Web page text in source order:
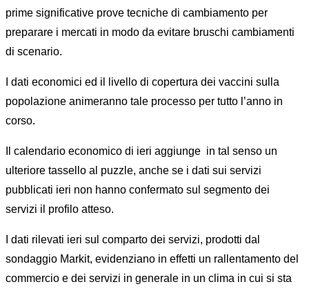
prime significative prove tecniche di cambiamento per
preparare i mercati in modo da evitare bruschi cambiamenti
di scenario.
I dati economici ed il livello di copertura dei vaccini sulla
popolazione animeranno tale processo per tutto l’anno in
corso.
Il calendario economico di ieri aggiunge in tal senso un
ulteriore tassello al puzzle, anche se i dati sui servizi
pubblicati ieri non hanno confermato sul segmento dei
servizi il profilo atteso.
I dati rilevati ieri sul comparto dei servizi, prodotti dal
sondaggio Markit, evidenziano in effetti un rallentamento del
commercio e dei servizi in generale in un clima in cui si sta